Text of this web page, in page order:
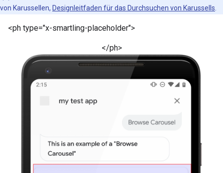
von Karussellen, Designleitfaden für das Durchsuchen von Karussells
<ph type="x-smartling-placeholder">
</ph>